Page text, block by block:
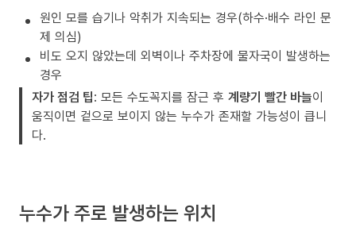
원인 모를 습기나 악취가 지속되는 경우(하수·배수 라인 문
제 의심)
비도 오지 않았는데 외벽이나 주차장에 물자국이 발생하는
경우
자가 점검 팁: 모든 수도꼭지를 잠근 후 계량기 빨간 바늘이
움직이면 겉으로 보이지 않는 누수가 존재할 가능성이 큽니
다.
누수가 주로 발생하는 위치